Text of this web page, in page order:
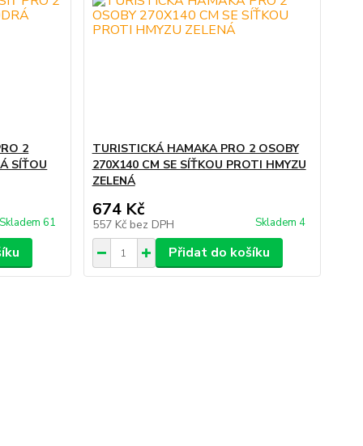
2
SÍŤOU
Skladem 61
TURISTICKÁ HAMAKA PRO 2 OSOBY
270X140 CM SE SÍŤKOU PROTI HMYZU
ZELENÁ
674 Kč
557 Kč bez DPH Skladem 4
Přidat do košíku